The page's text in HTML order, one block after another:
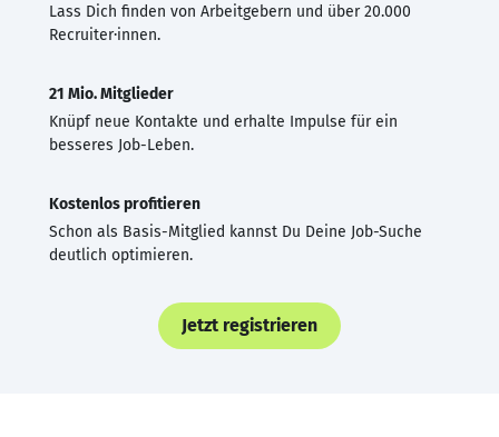
Lass Dich finden von Arbeitgebern und über 20.000
Recruiter·innen.
21 Mio. Mitglieder
Knüpf neue Kontakte und erhalte Impulse für ein
besseres Job-Leben.
Kostenlos profitieren
Schon als Basis-Mitglied kannst Du Deine Job-Suche
deutlich optimieren.
Jetzt registrieren